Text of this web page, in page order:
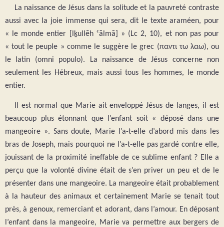
La naissance de Jésus dans la solitude et la pauvreté contraste
aussi avec la joie immense qui sera, dit le texte araméen, pour
« le monde entier [lḵullēh ᶜālmā] » (Lc 2, 10), et non pas pour
« tout le peuple » comme le suggère le grec (παντι τω λαω), ou
le latin (omni populo). La naissance de Jésus concerne non
seulement les Hébreux, mais aussi tous les hommes, le monde
entier.
Il est normal que Marie ait enveloppé Jésus de langes, il est
beaucoup plus étonnant que l’enfant soit « déposé dans une
mangeoire ». Sans doute, Marie l’a-t-elle d’abord mis dans les
bras de Joseph, mais pourquoi ne l’a-t-elle pas gardé contre elle,
jouissant de la proximité ineffable de ce sublime enfant ? Elle a
perçu que la volonté divine était de s’en priver un peu et de le
présenter dans une mangeoire. La mangeoire était probablement
à la hauteur des animaux et certainement Marie se tenait tout
près, à genoux, remerciant et adorant, dans l’amour. En déposant
l’enfant dans la mangeoire, Marie va permettre aux bergers de